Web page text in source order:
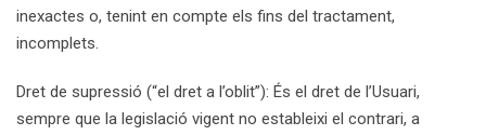
inexactes o, tenint en compte els fins del tractament,
incomplets.
Dret de supressió (“el dret a l’oblit”): És el dret de l’Usuari,
sempre que la legislació vigent no estableixi el contrari, a